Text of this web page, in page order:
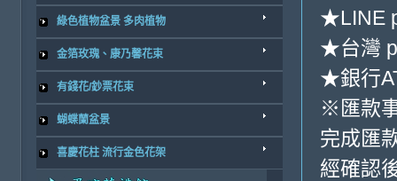
綠色植物盆景 多肉植物
金箔玫瑰、康乃馨花束
有錢花/鈔票花束
蝴蝶蘭盆景
喜慶花柱 流行金色花架
★LINE
★台灣
★銀行
※匯款
完成匯
經確認